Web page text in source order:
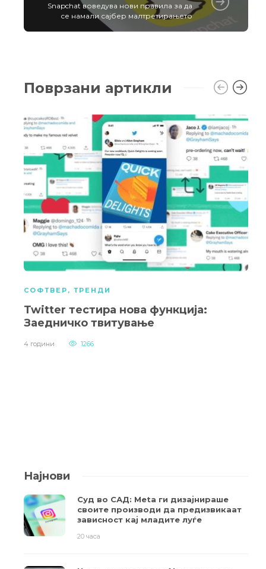
Snapchat воведува нови правила за да
се намали сајбер малтретирањето
Поврзани артикли
СОФТВЕР , ТРЕНДИ
Twitter тестира нова функција:
Заедничко твитување
4 години 1266
Најнови
Суд во САД: Meta ги дизајнираше
своите производи да предизвикаат
зависност кај младите луѓе
20 часа